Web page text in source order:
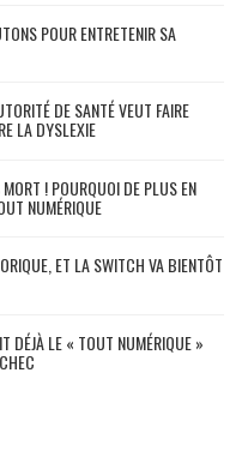
POUR ENTRETENIR SA
DE SANTÉ VEUT FAIRE
LA DYSLEXIE
! POURQUOI DE PLUS EN
NUMÉRIQUE
ET LA SWITCH VA BIENTÔT
DÉJÀ LE « TOUT NUMÉRIQUE »